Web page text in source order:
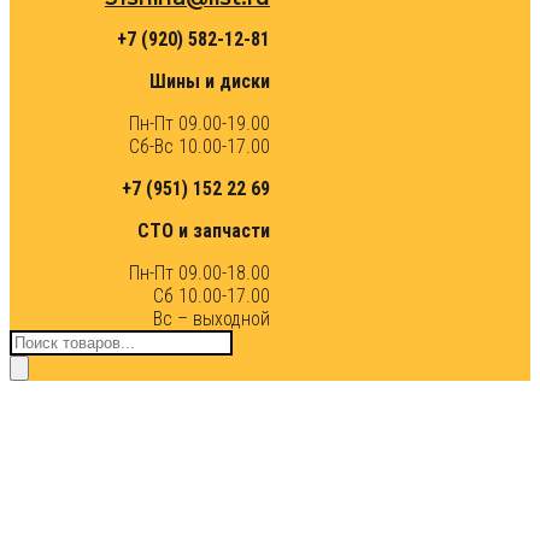
+7 (920) 582-12-81
Шины и диски
Пн-Пт 09.00-19.00
Сб-Вс 10.00-17.00
+7 (951) 152 22 69
СТО и запчасти
Пн-Пт 09.00-18.00
Сб 10.00-17.00
Вс – выходной
Поиск
товаров